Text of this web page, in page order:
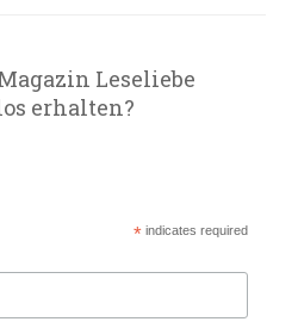
Leseliebe
erhalten?
*indicates required